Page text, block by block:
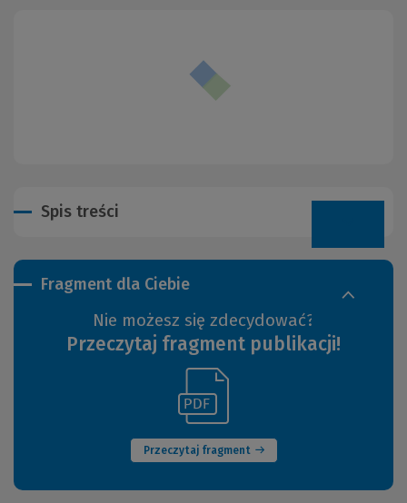
Fragment dla Ciebie
Nie możesz się zdecydować?
Przeczytaj fragment publikacji!
Przeczytaj fragment
(Nowe
okno)
innej
strony)
Spis treści